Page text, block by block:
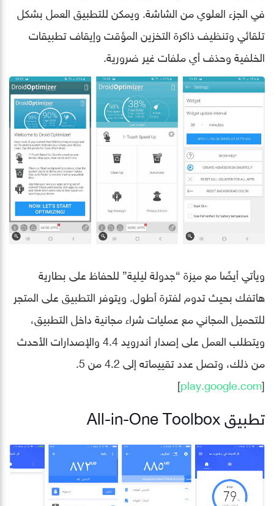
في الجزء العلوي من الشاشة. ويمكن للتطبيق العمل بشكل
تلقائي وتنظيف ذاكرة التخزين المؤقت وإيقاف تطبيقات
الخلفية وحذف أي ملفات غير ضرورية.
ويأتي أيضًا مع ميزة “جدولة ليلية” للحفاظ على بطارية
هاتفك بحيث تدوم لفترة أطول. ويتوفر التطبيق على المتجر
للتحميل المجاني مع عمليات شراء مجانية داخل التطبيق،
ويتطلب العمل على إصدار أندرويد 4.4 والإصدارات الأحدث
من ذلك، وتصل عدد تقييماته إلى 4.2 من 5.
[
play.google.com
]
تطبيق All-in-One Toolbox